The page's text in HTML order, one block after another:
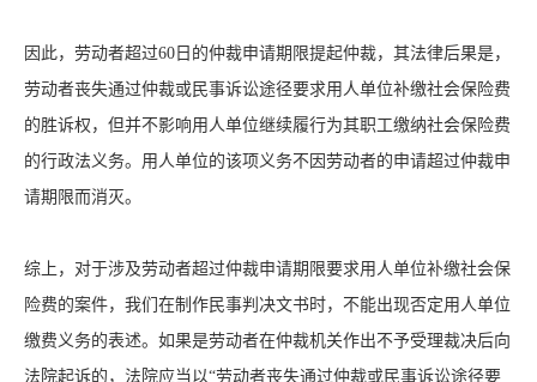
因此，劳动者超过60日的仲裁申请期限提起仲裁，其法律后果是，
劳动者丧失通过仲裁或民事诉讼途径要求用人单位补缴社会保险费
的胜诉权，但并不影响用人单位继续履行为其职工缴纳社会保险费
的行政法义务。用人单位的该项义务不因劳动者的申请超过仲裁申
请期限而消灭。
综上，对于涉及劳动者超过仲裁申请期限要求用人单位补缴社会保
险费的案件，我们在制作民事判决文书时，不能出现否定用人单位
缴费义务的表述。如果是劳动者在仲裁机关作出不予受理裁决后向
法院起诉的，法院应当以“劳动者丧失通过仲裁或民事诉讼途径要